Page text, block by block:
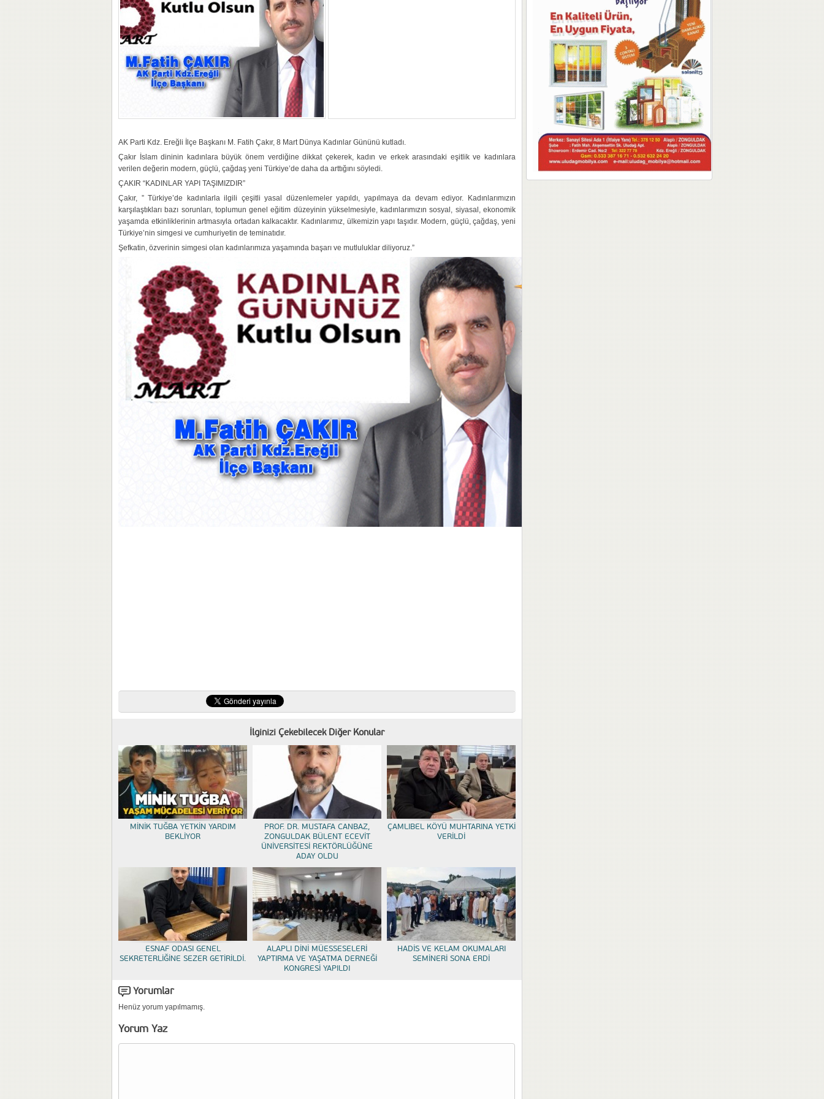
AK Parti Kdz. Ereğli İlçe Başkanı M. Fatih Çakır, 8 Mart Dünya Kadınlar Gününü kutladı.
Çakır İslam dininin kadınlara büyük önem verdiğine dikkat çekerek, kadın ve erkek arasındaki eşitlik ve kadınlara
verilen değerin modern, güçlü, çağdaş yeni Türkiye’de daha da arttığını söyledi.
ÇAKIR “KADINLAR YAPI TAŞIMIZDIR”
Çakır, ” Türkiye’de kadınlarla ilgili çeşitli yasal düzenlemeler yapıldı, yapılmaya da devam ediyor. Kadınlarımızın
karşılaştıkları bazı sorunları, toplumun genel eğitim düzeyinin yükselmesiyle, kadınlarımızın sosyal, siyasal, ekonomik
yaşamda etkinliklerinin artmasıyla ortadan kalkacaktır. Kadınlarımız, ülkemizin yapı taşıdır. Modern, güçlü, çağdaş, yeni
Türkiye’nin simgesi ve cumhuriyetin de teminatıdır.
Şefkatin, özverinin simgesi olan kadınlarımıza yaşamında başarı ve mutluluklar diliyoruz.”
İlginizi Çekebilecek Diğer Konular
MİNİK TUĞBA YETKİN YARDIM
BEKLİYOR
PROF. DR. MUSTAFA CANBAZ,
ZONGULDAK BÜLENT ECEVİT
ÜNİVERSİTESİ REKTÖRLÜĞÜNE
ADAY OLDU
ÇAMLIBEL KÖYÜ MUHTARINA YETKİ
VERİLDİ
ESNAF ODASI GENEL
SEKRETERLİĞİNE SEZER GETİRİLDİ.
ALAPLI DİNİ MÜESSESELERİ
YAPTIRMA VE YAŞATMA DERNEĞİ
KONGRESİ YAPILDI
HADİS VE KELAM OKUMALARI
SEMİNERİ SONA ERDİ
Yorumlar
Henüz yorum yapılmamış.
Yorum Yaz